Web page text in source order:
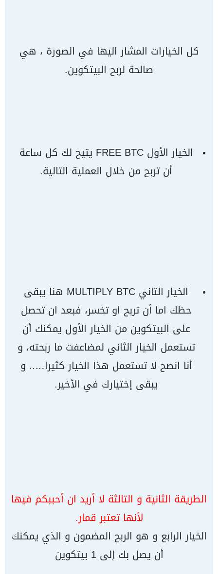
كل الخيارات المشار اليها في الصورة ، هي
صالحة لربح البيتكوين.
الخيار الأول FREE BTC يتيح لك كل ساعة
أن تربح من خلال العملية التالية.
الخيار التاني MULTIPLY BTC هنا يبقى
حظك اما أن تربح او تخسر، فبعد ان تحصل
على البيتكوين من الخيار الأول يمكنك أن
تستعمل الخيار الثاني لمضاعفت ما ربحته، و
أنا انصح لا تستعمل هذا الخيار كثيرا….. و
يبقى إختيارك في الأخير.
الطريقة الثانية و التالثة لا أريد ان أحببكم فيها
لأنها تعتبر قمار.
الخيار الرابع و هو الربح المضمون و الذي يمكنك
أن يصل بك إلى 1 بيتكوين